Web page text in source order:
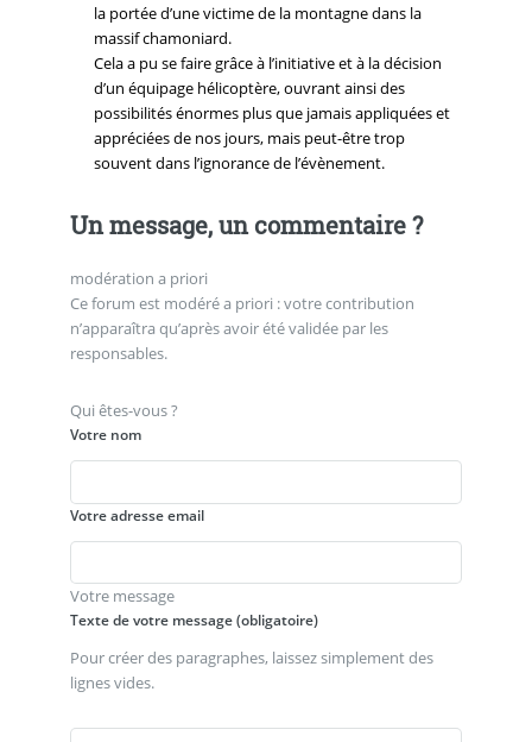
la portée d’une victime de la montagne dans la
massif chamoniard.
Cela a pu se faire grâce à l’initiative et à la décision
d’un équipage hélicoptère, ouvrant ainsi des
possibilités énormes plus que jamais appliquées et
appréciées de nos jours, mais peut-être trop
souvent dans l’ignorance de l’évènement.
Un message, un commentaire ?
modération a priori
Ce forum est modéré a priori : votre contribution
n’apparaîtra qu’après avoir été validée par les
responsables.
Qui êtes-vous ?
Votre nom
Votre adresse email
Votre message
Texte de votre message (obligatoire)
Pour créer des paragraphes, laissez simplement des
lignes vides.